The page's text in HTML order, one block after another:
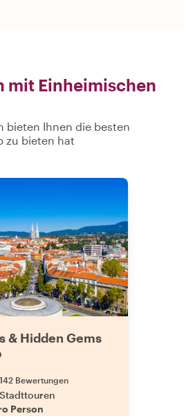
mit Einheimischen
bieten Ihnen die besten
zu bieten hat
& Hidden Gems
142 Bewertungen
Stadttouren
Person